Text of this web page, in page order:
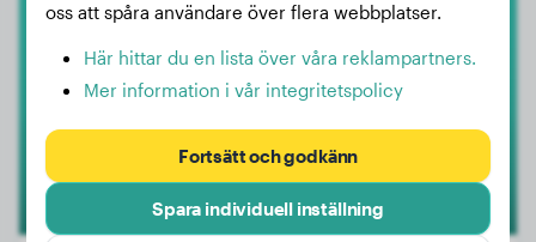
Bailey
oss att spåra användare över flera webbplatser.
Här hittar du en lista över våra reklampartners.
Mer information i vår integritetspolicy
Fortsätt och godkänn
Spara individuell inställning